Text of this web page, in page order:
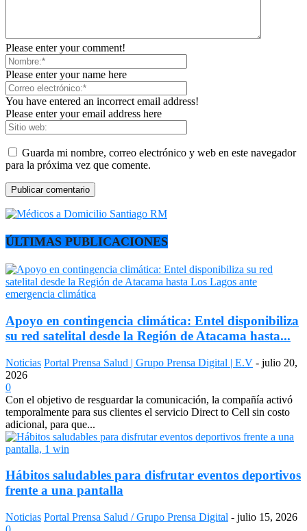
Please enter your comment!
Please enter your name here
You have entered an incorrect email address!
Please enter your email address here
Guarda mi nombre, correo electrónico y web en este navegador
para la próxima vez que comente.
ÚLTIMAS PUBLICACIONES
Apoyo en contingencia climática: Entel disponibiliza
su red satelital desde la Región de Atacama hasta...
Noticias Portal Prensa Salud | Grupo Prensa Digital | E.V - julio 20,
2026
0
Con el objetivo de resguardar la comunicación, la compañía activó
temporalmente para sus clientes el servicio Direct to Cell sin costo
adicional, para que...
Hábitos saludables para disfrutar eventos deportivos
frente a una pantalla
Noticias Portal Prensa Salud / Grupo Prensa Digital - julio 15, 2026